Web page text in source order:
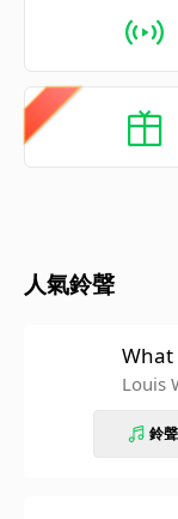
人氣鈴聲
What
Louis
鈴聲